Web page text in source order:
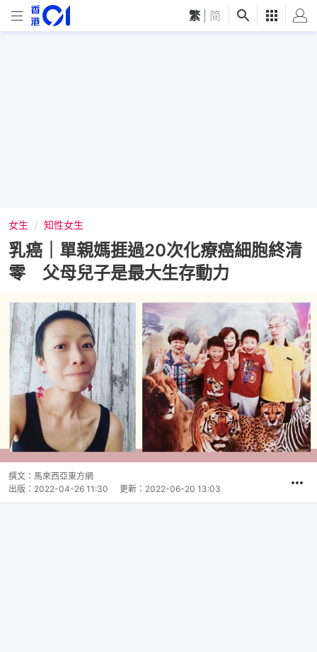
繁 简
女生 知性女生
乳癌｜單親媽捱過20次化療癌細胞終清
零 父母兒子是最大生存動力
撰文： 馬來西亞東方網
出版： 2022-04-26 11:30 更新： 2022-06-20 13:03